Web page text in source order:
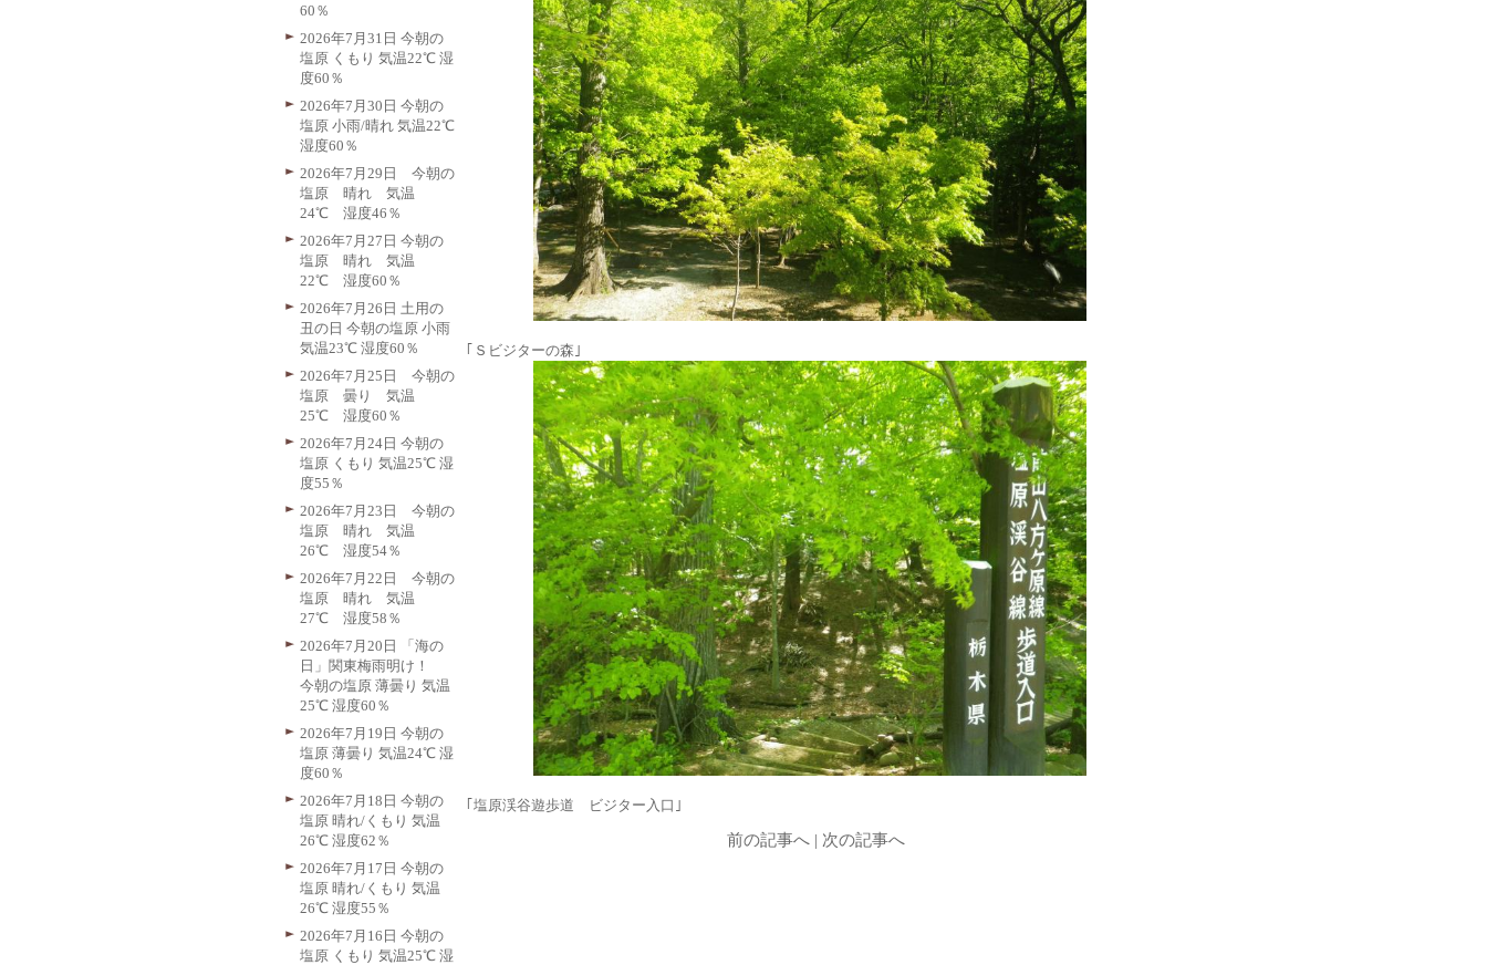
｢Ｓビジターの森｣
｢塩原渓谷遊歩道 ビジター入口｣
前の記事へ| 次の記事へ
60％
2026年7月31日 今朝の
塩原 くもり 気温22℃ 湿
度60％
2026年7月30日 今朝の
塩原 小雨/晴れ 気温22℃
湿度60％
2026年7月29日 今朝の
塩原 晴れ 気温
24℃ 湿度46％
2026年7月27日 今朝の
塩原 晴れ 気温
22℃ 湿度60％
2026年7月26日 土用の
丑の日 今朝の塩原 小雨
気温23℃ 湿度60％
2026年7月25日 今朝の
塩原 曇り 気温
25℃ 湿度60％
2026年7月24日 今朝の
塩原 くもり 気温25℃ 湿
度55％
2026年7月23日 今朝の
塩原 晴れ 気温
26℃ 湿度54％
2026年7月22日 今朝の
塩原 晴れ 気温
27℃ 湿度58％
2026年7月20日 「海の
日」関東梅雨明け！
今朝の塩原 薄曇り 気温
25℃ 湿度60％
2026年7月19日 今朝の
塩原 薄曇り 気温24℃ 湿
度60％
2026年7月18日 今朝の
塩原 晴れ/くもり 気温
26℃ 湿度62％
2026年7月17日 今朝の
塩原 晴れ/くもり 気温
26℃ 湿度55％
2026年7月16日 今朝の
塩原 くもり 気温25℃ 湿